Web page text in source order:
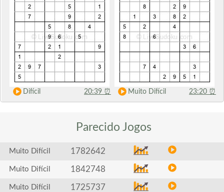
Difícil 20:39 ⏰ Muito Difícil 23:20 ⏰
Parecido Jogos
Muito Difícil 1782642
Muito Difícil 1842748
Muito Difícil 1725737